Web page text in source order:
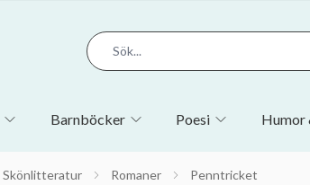
Barnböcker Poesi Humor
Skönlitteratur Romaner Penntricket